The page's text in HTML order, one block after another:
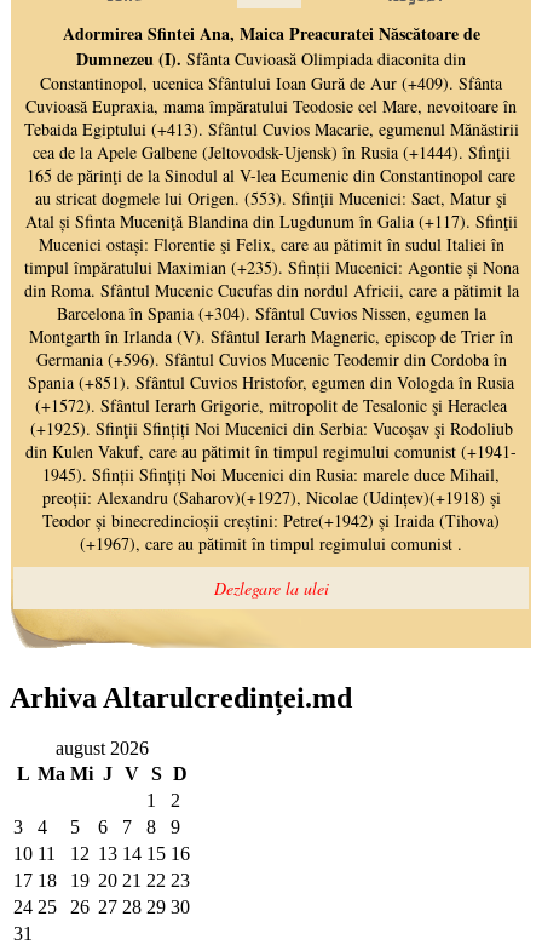
Arhiva Altarulcredinței.md
august 2026
L Ma Mi J V S D
1
2
3
4 5 6 7 8
9
10 11 12 13 14 15 16
17 18 19 20 21 22 23
24 25 26 27 28 29 30
31